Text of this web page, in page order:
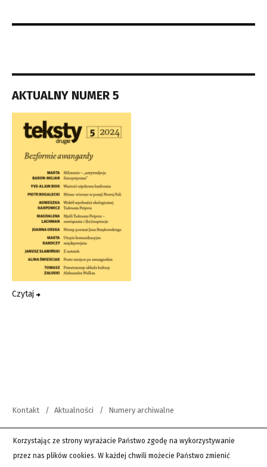
AKTUALNY NUMER 5
Czytaj
Kontakt Aktualności Numery archiwalne
copyright 2012-2026 Wszystkie prawa zastrzeżone | Teksty Drugie
PingSoft
Korzystając ze strony wyrażacie Państwo zgodę na wykorzystywanie
przez nas plików cookies. W każdej chwili możecie Państwo zmienić